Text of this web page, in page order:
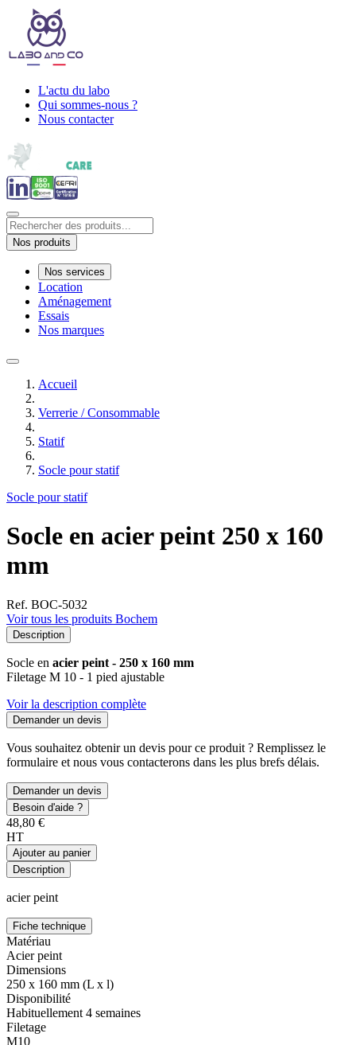
L'actu du labo
Qui sommes-nous ?
Nous contacter
Nos produits
Nos services
Location
Aménagement
Essais
Nos marques
Accueil
Verrerie / Consommable
Statif
Socle pour statif
Socle pour statif
Socle en acier peint 250 x 160
mm
Ref. BOC-5032
Voir tous les produits Bochem
Description
Socle en acier peint - 250 x 160 mm
Filetage M 10 - 1 pied ajustable
Voir la description complète
Demander un devis
Vous souhaitez obtenir un devis pour ce produit ? Remplissez le
formulaire et nous vous contacterons dans les plus brefs délais.
Demander un devis
Besoin d'aide ?
48,80 €
HT
Ajouter au panier
Description
acier peint
Fiche technique
Matériau
Acier peint
Dimensions
250 x 160 mm (L x l)
Disponibilité
Habituellement 4 semaines
Filetage
M10